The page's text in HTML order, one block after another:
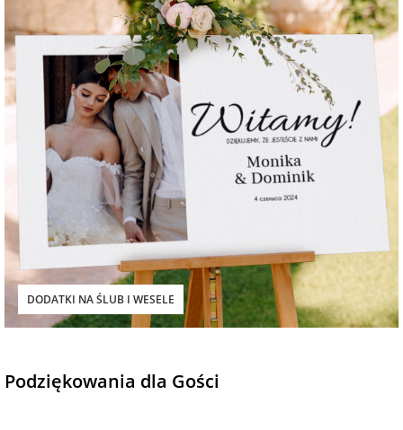
DODATKI NA ŚLUB I WESELE
Podziękowania dla Gości